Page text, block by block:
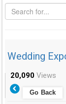
Wedding
20,090 Views
Go Back